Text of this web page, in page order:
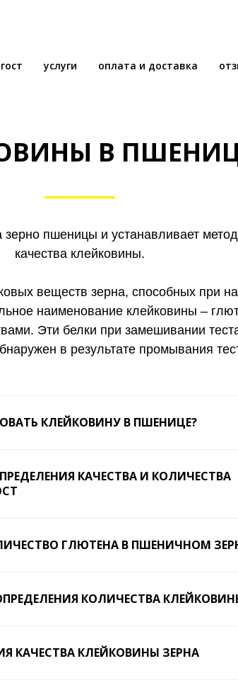
услуги оплата и доставка
В
пшеницы и устанавливает
качества клейковины.
веществ зерна, способных при
наименование клейковины –
Эти белки при замешивании
в результате промывания
КЛЕЙКОВИНУ В ПШЕНИЦЕ?
КАЧЕСТВА И КОЛИЧЕСТВА
ГЛЮТЕНА В ПШЕНИЧНОМ
КОЛИЧЕСТВА
КАЧЕСТВА КЛЕЙКОВИНЫ ЗЕРНА